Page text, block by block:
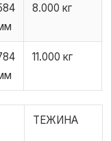
8.000 кг
11.000 кг
ТЕЖИНА